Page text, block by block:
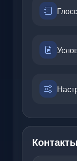
Контакты